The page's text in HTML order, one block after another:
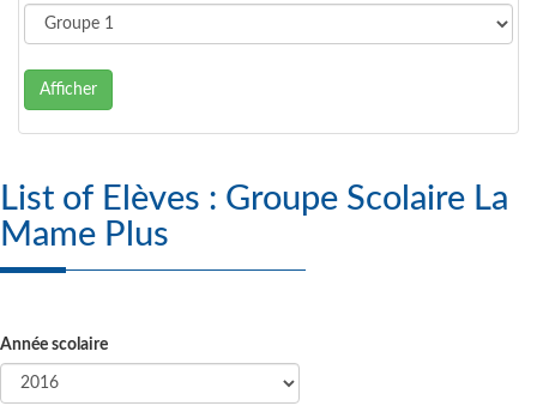
Afficher
List of Elèves : Groupe Scolaire La
Mame Plus
Année scolaire